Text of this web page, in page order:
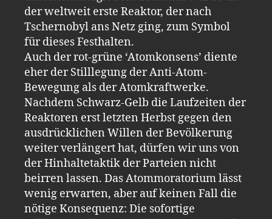
der weltweit erste Reaktor, der nach
Tschernobyl ans Netz ging, zum Symbol
für dieses Festhalten.
Auch der rot-grüne ‘Atomkonsens’ diente
eher der Stilllegung der Anti-Atom-
Bewegung als der Atomkraftwerke.
Nachdem Schwarz-Gelb die Laufzeiten der
Reaktoren erst letzten Herbst gegen den
ausdrücklichen Willen der Bevölkerung
weiter verlängert hat, dürfen wir uns von
der Hinhaltetaktik der Parteien nicht
beirren lassen. Das Atommoratorium lässt
wenig erwarten, aber auf keinen Fall die
nötige Konsequenz: Die sofortige